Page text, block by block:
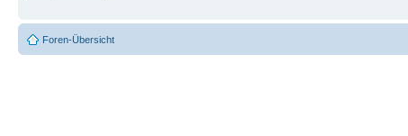
Foren-Übersicht